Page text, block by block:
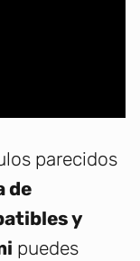
parecidos
de
y
puedes